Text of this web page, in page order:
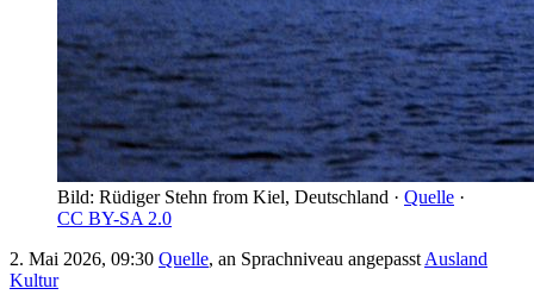
Bild: Rüdiger Stehn from Kiel, Deutschland · Quelle ·
CC BY-SA 2.0
2. Mai 2026, 09:30 Quelle, an Sprachniveau angepasst Ausland
Kultur